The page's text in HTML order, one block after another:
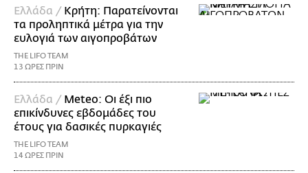
Ελλάδα / Κρήτη: Παρατείνονται
τα προληπτικά μέτρα για την
ευλογιά των αιγοπροβάτων
THE LIFO TEAM
13 ΩΡΕΣ ΠΡΙΝ
Ελλάδα / Meteo: Οι έξι πιο
επικίνδυνες εβδομάδες του
έτους για δασικές πυρκαγιές
THE LIFO TEAM
14 ΩΡΕΣ ΠΡΙΝ